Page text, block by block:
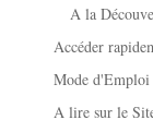
A la
Accéder
Mode
A lire sur le